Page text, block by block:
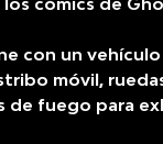
con un
móvil,
de fuego para